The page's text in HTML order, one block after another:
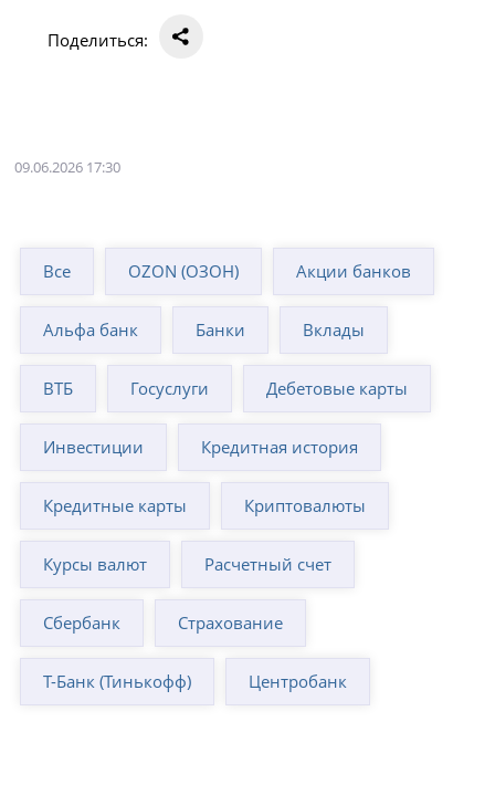
Поделиться:
09.06.2026 17:30
Все OZON (ОЗОН) Акции банков
Альфа банк Банки Вклады
ВТБ Госуслуги Дебетовые карты
Инвестиции Кредитная история
Кредитные карты Криптовалюты
Курсы валют Расчетный счет
Сбербанк Страхование
Т-Банк (Тинькофф) Центробанк